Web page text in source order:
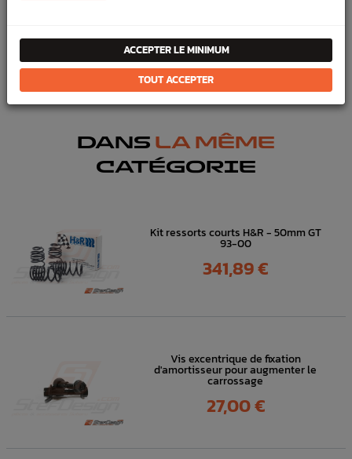
FICHE TECHNIQUE
Chassis
Ressorts & Coupelles
DANS LA MÊME
CATÉGORIE
Kit ressorts courts H&R - 50mm GT
93-00
Prix
341,89 €
Vis excentrique de fixation
d'amortisseur pour augmenter le
carrossage
Prix
27,00 €
ACCEPTER LE MINIMUM
TOUT ACCEPTER